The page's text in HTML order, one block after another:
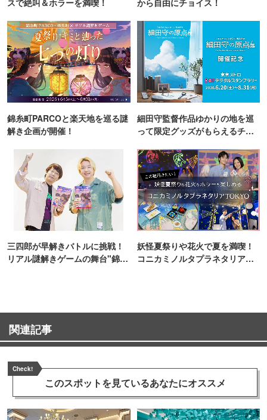
錦糸町PARCOと楽天地を巡る謎
解き企画が開催！
細田守監督作品ゆかりの地を巡
って限定グッズがもらえるチャ
三四郎が早解きバトルに挑戦！
リアル謎解きゲームの舞台"錦糸
妖怪夏祭りや花火で夏を満喫！
コニカミノルタプラネタリア
関連記事
Check!
このスポットを見ているあなたにオススメ